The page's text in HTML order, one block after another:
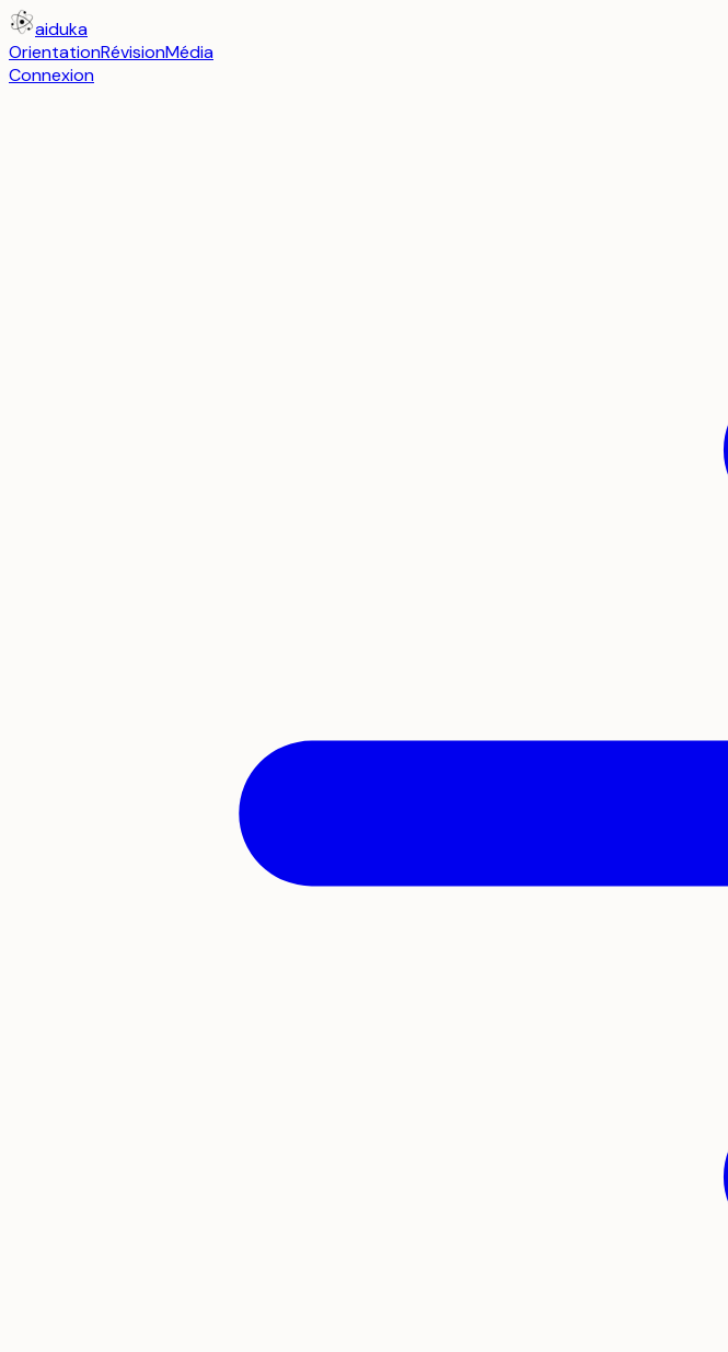
aiduka
OrientationRévisionMédia
Connexion